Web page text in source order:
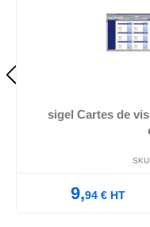
sigel Cartes de
9,94 € HT